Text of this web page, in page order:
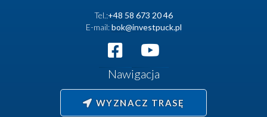
Tel.:+48 58 673 20 46
E-mail:bok@investpuck.pl
Nawigacja
WYZNACZ TRASĘ